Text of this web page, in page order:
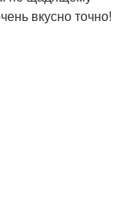
вкусно точно!